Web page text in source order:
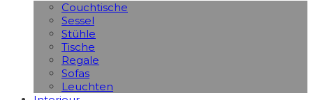
Couchtische
Sessel
Stühle
Tische
Regale
Sofas
Leuchten